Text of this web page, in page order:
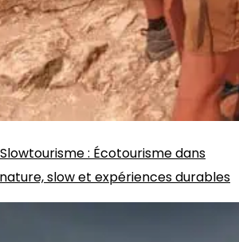
Slowtourisme: Écotourisme dans
nature, slow et expériences durables